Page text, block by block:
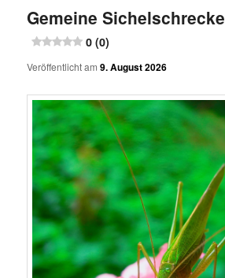
Gemeine Sichelschrecke
0 (0)
Veröffentlicht am9. August 2026